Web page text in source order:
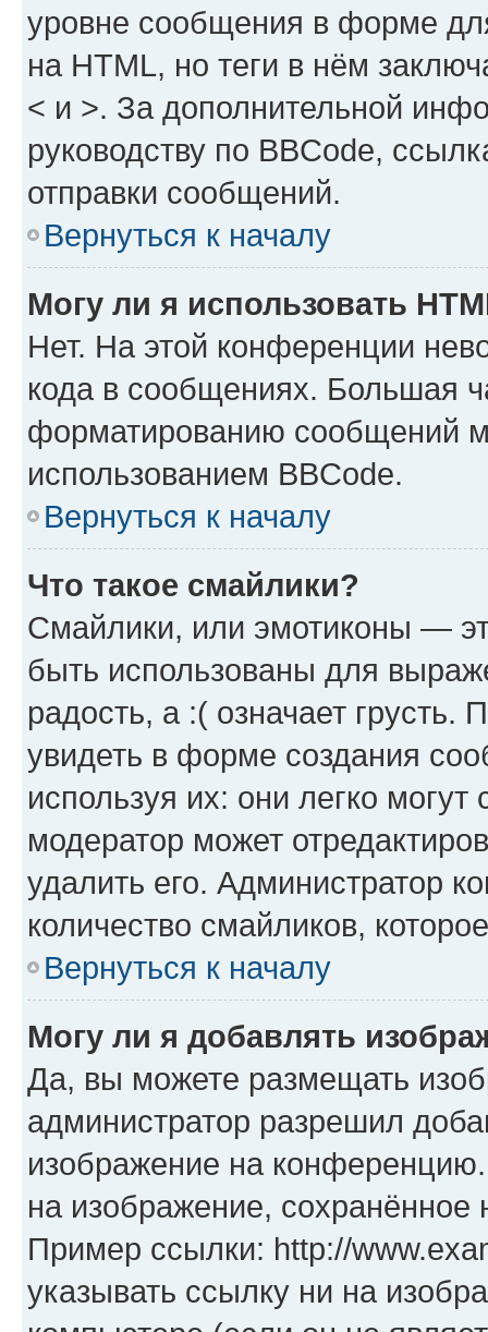
уровне сообщения в форме
на HTML, но теги в нём
< и >. За дополнительной
руководству по BBCode,
отправки сообщений.
Вернуться к началу
Могу ли я использовать
Нет. На этой конференции
кода в сообщениях. Большая
форматированию сообщений
использованием BBCode.
Вернуться к началу
Что такое смайлики?
Смайлики, или эмотиконы —
быть использованы для
радость, а :( означает
увидеть в форме создания
используя их: они легко
модератор может
удалить его. Администратор
количество смайликов,
Вернуться к началу
Могу ли я добавлять
Да, вы можете размещать
администратор разрешил
изображение на
на изображение,
Пример ссылки: http://
указывать ссылку ни на